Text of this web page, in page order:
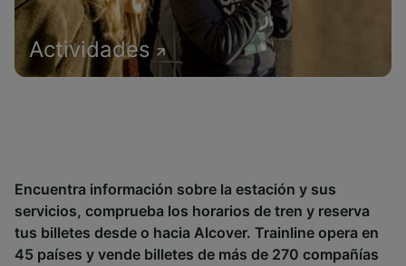
Actividades
Encuentra información sobre la estación y sus
servicios, comprueba los horarios de tren y reserva
tus billetes desde o hacia Alcover. Trainline opera en
45 países y vende billetes de más de 270 compañías